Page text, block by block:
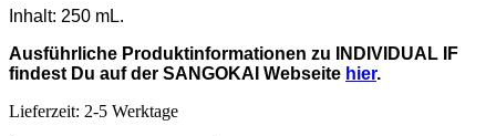
Inhalt: 250 mL.
Ausführliche Produktinformationen zu INDIVIDUAL IF
findest Du auf der SANGOKAI Webseite hier.
Lieferzeit: 2-5 Werktage